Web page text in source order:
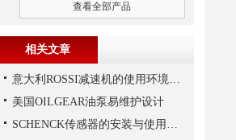
查看全部产品
相关文章
意大利ROSSI减速机的使用环境和保养要求
美国OILGEAR油泵易维护设计
SCHENCK传感器的安装与使用建议